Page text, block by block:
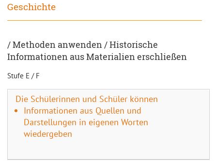
Geschichte
/ Methoden anwenden / Historische
Informationen aus Materialien erschließen
Stufe E / F
Die Schülerinnen und Schüler können
Informationen aus Quellen und
Darstellungen in eigenen Worten
wiedergeben